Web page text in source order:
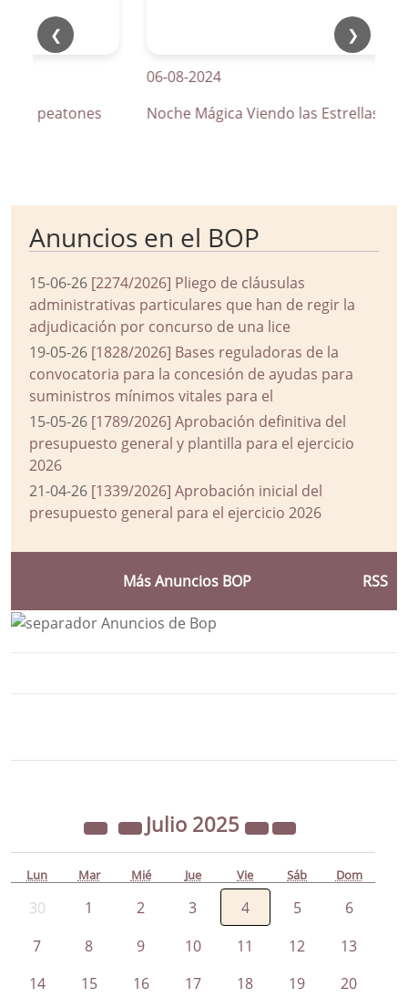
❮ ❯
de peatones
06-08-2024
Noche Mágica Viendo las Estrellas
Anuncios en el BOP
15-06-26 [2274/2026] Pliego de cláusulas
administrativas particulares que han de regir la
adjudicación por concurso de una lice
19-05-26 [1828/2026] Bases reguladoras de la
convocatoria para la concesión de ayudas para
suministros mínimos vitales para el
15-05-26 [1789/2026] Aprobación definitiva del
presupuesto general y plantilla para el ejercicio
2026
21-04-26 [1339/2026] Aprobación inicial del
presupuesto general para el ejercicio 2026
Más Anuncios BOP RSS
Julio 2025
Lun Mar Mié Jue Vie Sáb Dom
30 1 2 3 4 5
6
7
8 9 10 11 12
13
14
15 16 17 18 19 20